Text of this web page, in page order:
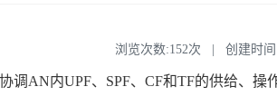
浏览次数:152次 | 创建时间
调AN内UPF、SPF、CF和TF的供给、操